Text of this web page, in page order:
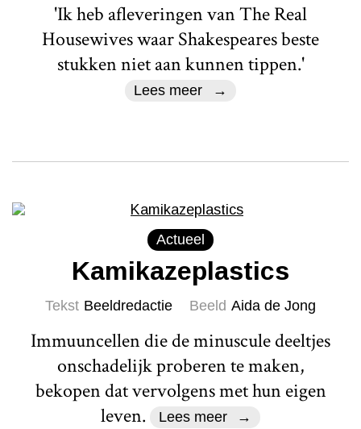
'Ik heb afleveringen van The Real
Housewives waar Shakespeares beste
stukken niet aan kunnen tippen.'
Lees meer
Actueel
Kamikazeplastics
Tekst Beeldredactie Beeld Aida de Jong
Immuuncellen die de minuscule deeltjes
onschadelijk proberen te maken,
bekopen dat vervolgens met hun eigen
leven.
Lees meer